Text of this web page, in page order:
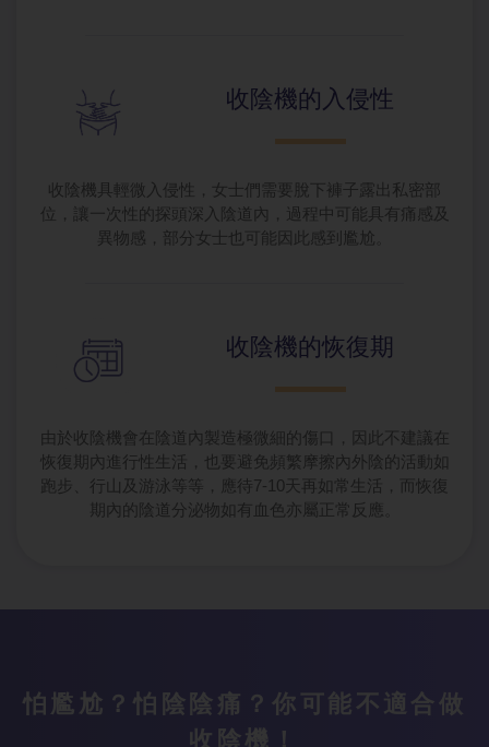
收陰機的入侵性
收陰機具輕微入侵性，女士們需要脫下褲子露出私密部
位，讓一次性的探頭深入陰道內，過程中可能具有痛感及
異物感，部分女士也可能因此感到尷尬。
收陰機的恢復期
由於收陰機會在陰道內製造極微細的傷口，因此不建議在
恢復期內進行性生活，也要避免頻繁摩擦內外陰的活動如
跑步、行山及游泳等等，應待7-10天再如常生活，而恢復
期內的陰道分泌物如有血色亦屬正常反應。
怕尷尬？怕陰陰痛？你可能不適合做
收陰機！